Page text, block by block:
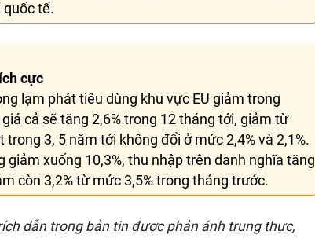
tế.
cực
lạm phát tiêu dùng khu vực EU giảm trong
cả sẽ tăng 2,6% trong 12 tháng tới, giảm từ
3, 5 năm tới không đổi ở mức 2,4% và 2,1%.
giảm xuống 10,3%, thu nhập trên danh nghĩa tăng
còn 3,2% từ mức 3,5% trong tháng trước.
dẫn trong bản tin được phản ánh trung thực,